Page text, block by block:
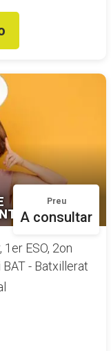
Preu
A consultar
1er ESO, 2on
BAT - Batxillerat